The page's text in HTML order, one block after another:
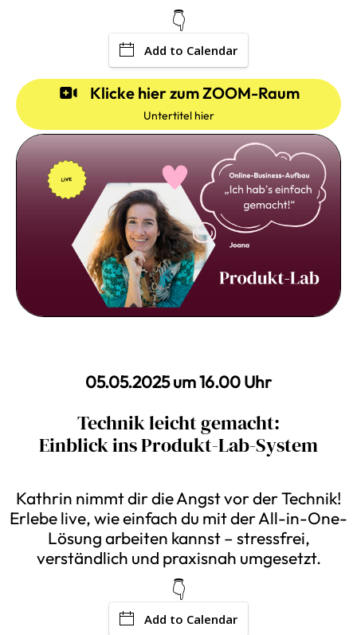
👇
Add to Calendar
Klicke hier zum ZOOM-Raum
Untertitel hier
05.05.2025 um 16.00 Uhr
Technik leicht gemacht:
Einblick ins Produkt-Lab-System
Kathrin nimmt dir die Angst vor der Technik!
Erlebe live, wie einfach du mit der All-in-One-
Lösung arbeiten kannst – stressfrei,
verständlich und praxisnah umgesetzt.
👇
Add to Calendar